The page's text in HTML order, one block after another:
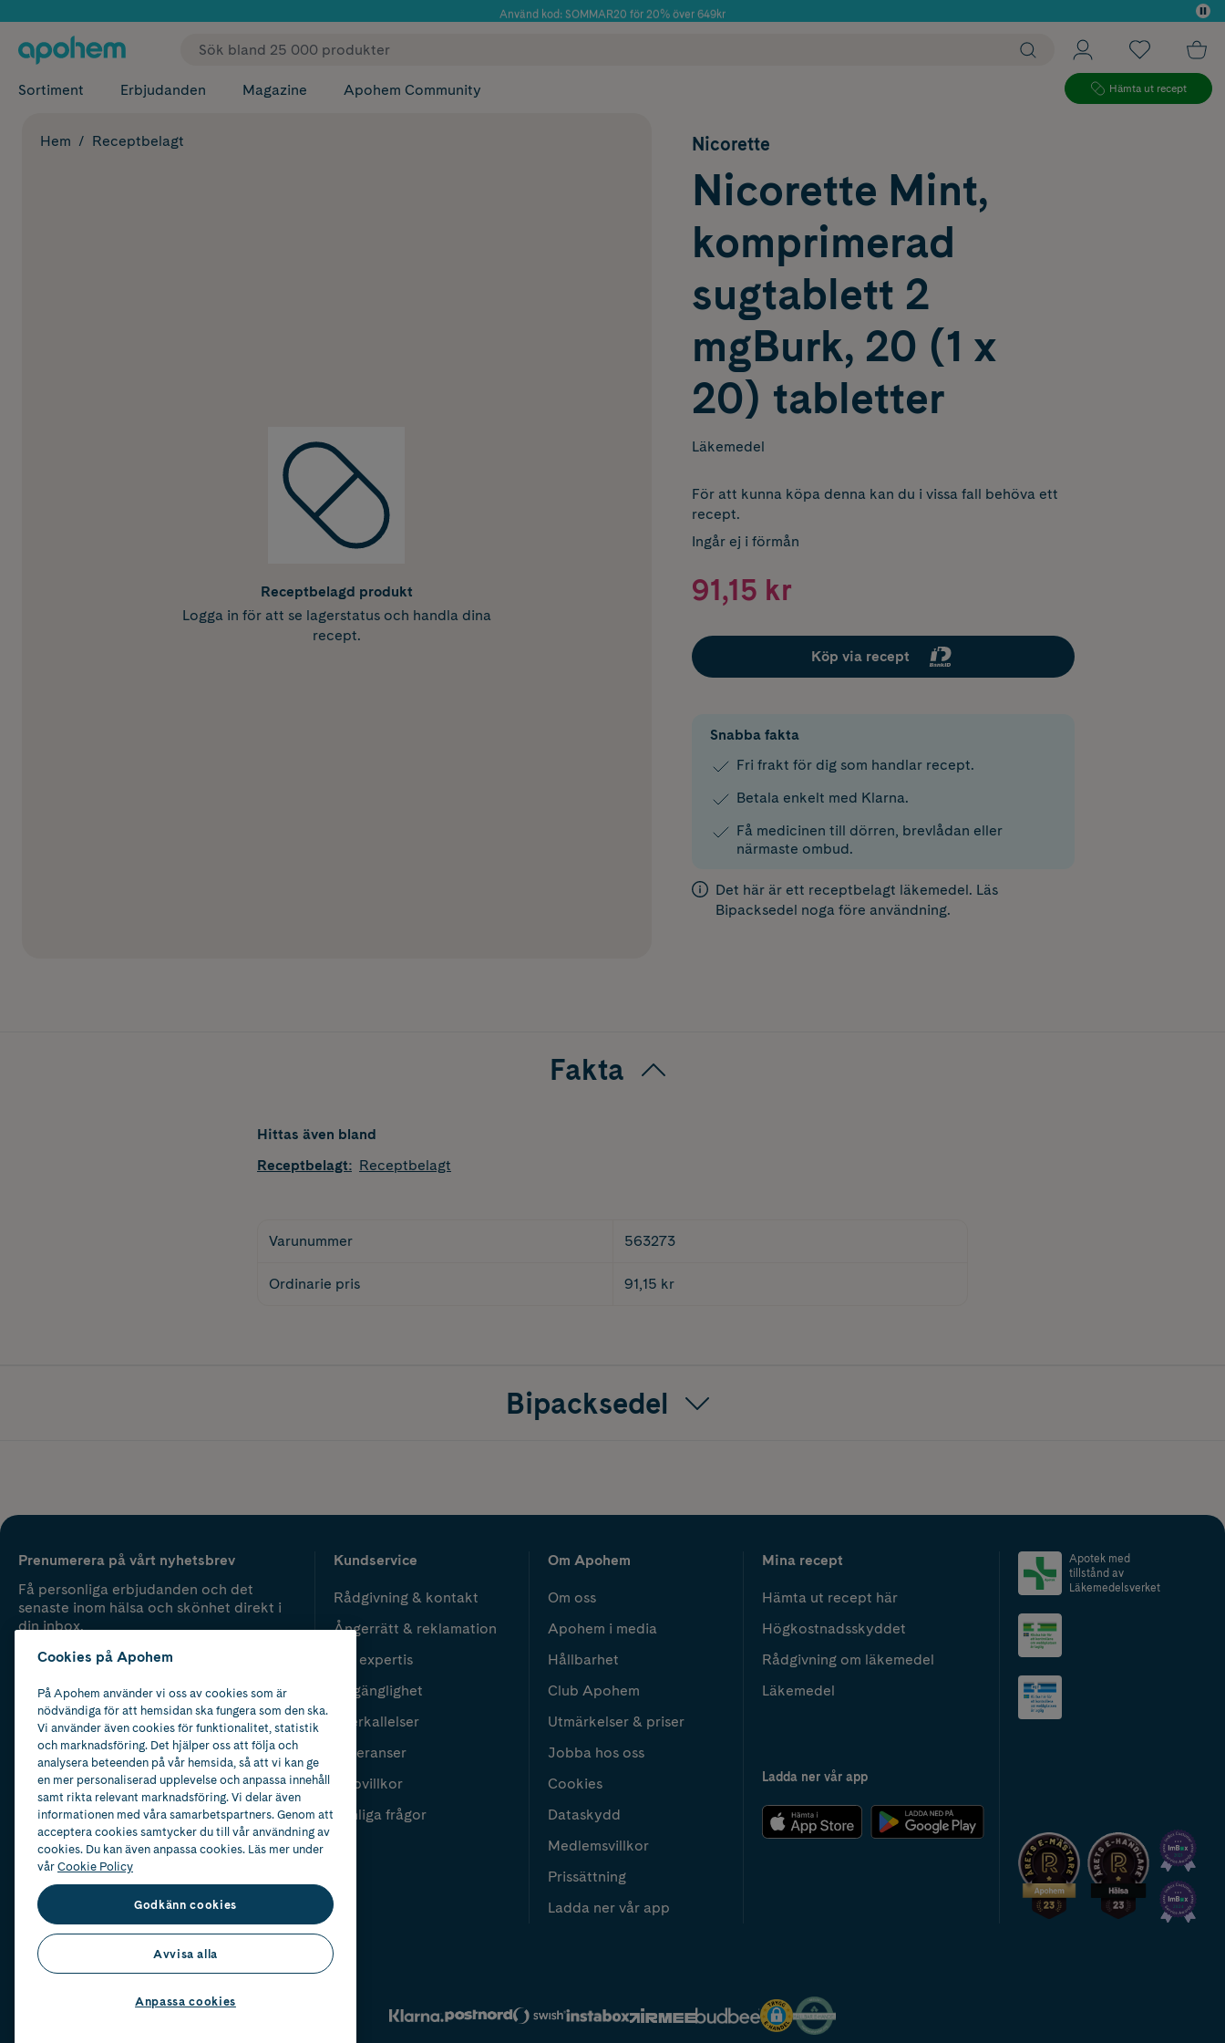
Använd kod: SOMMAR20 för 20% över 649kr
✓ Fri frakt
Sortiment Erbjudanden Magazine Apohem Community Hämta ut recept
Hem Receptbelagt
Receptbelagd produkt
Logga in för att se lagerstatus och handla dina
recept.
Nicorette
Nicorette Mint,
komprimerad
sugtablett 2
mgBurk, 20 (1 x
20) tabletter
Läkemedel
För att kunna köpa denna kan du i vissa fall behöva ett
recept.
Ingår ej i förmån
91,15 kr
Köp via recept
Snabba fakta
Fri frakt för dig som handlar recept.
Betala enkelt med Klarna.
Få medicinen till dörren, brevlådan eller
närmaste ombud.
Det här är ett receptbelagt läkemedel. Läs
Bipacksedel noga före användning.
Fakta
Hittas även bland
Receptbelagt: Receptbelagt
Varunummer 563273
Ordinarie pris 91,15 kr
Bipacksedel
Prenumerera på vårt nyhetsbrev
Få personliga erbjudanden och det
senaste inom hälsa och skönhet direkt i
din inbox.
Kundservice
Rådgivning & kontakt
Ångerrätt & reklamation
Vår expertis
Tillgänglighet
Återkallelser
Leveranser
Köpvillkor
Vanliga frågor
Om Apohem
Om oss
Apohem i media
Hållbarhet
Club Apohem
Utmärkelser & priser
Jobba hos oss
Cookies
Dataskydd
Medlemsvillkor
Prissättning
Ladda ner vår app
Mina recept
Hämta ut recept här
Högkostnadsskyddet
Rådgivning om läkemedel
Läkemedel
Ladda ner vår app
Apotek med
tillstånd av
Läkemedelsverket
2024
Cookies på Apohem
På Apohem använder vi oss av cookies som är
nödvändiga för att hemsidan ska fungera som den ska.
Vi använder även cookies för funktionalitet, statistik
och marknadsföring. Det hjälper oss att följa och
analysera beteenden på vår hemsida, så att vi kan ge
en mer personaliserad upplevelse och anpassa innehåll
samt rikta relevant marknadsföring. Vi delar även
informationen med våra samarbetspartners. Genom att
acceptera cookies samtycker du till vår användning av
cookies. Du kan även anpassa cookies. Läs mer under
vårCookie Policy
Godkänn cookies
Avvisa alla
Anpassa cookies